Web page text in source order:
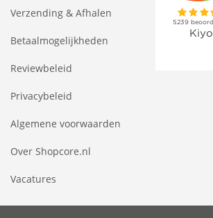
Verzending & Afhalen
Betaalmogelijkheden
Reviewbeleid
Privacybeleid
Algemene voorwaarden
Over Shopcore.nl
Vacatures